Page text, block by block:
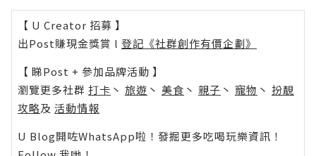
【 U Creator 招募 】
出Post賺現金獎賞 l 登記《社群創作有價企劃》
【 睇Post + 參加品牌活動 】
瀏覽更多社群 打卡 丶 旅遊 丶 美食 丶 親子 丶 寵物 丶 扮靚
攻略及 活動情報
U Blog開咗WhatsApp啦！發掘更多吃喝玩樂資訊！